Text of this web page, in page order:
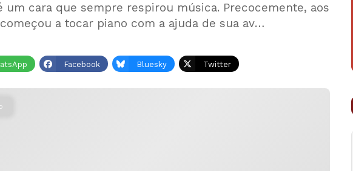
um cara que sempre respirou música. Precocemente, aos
a tocar piano com a ajuda de sua av…
Facebook Bluesky Twitter